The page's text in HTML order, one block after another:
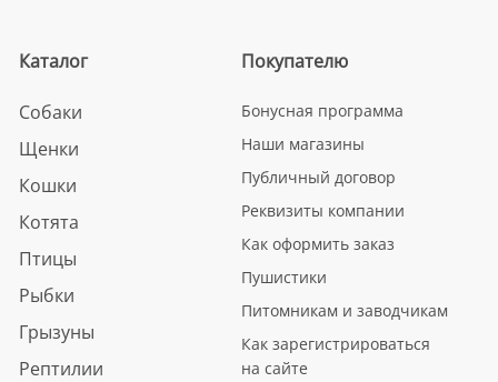
Каталог
Собаки
Щенки
Кошки
Котята
Птицы
Рыбки
Грызуны
Рептилии
Покупателю
Бонусная программа
Наши магазины
Публичный договор
Реквизиты компании
Как оформить заказ
Пушистики
Питомникам и заводчикам
Как зарегистрироваться
на сайте